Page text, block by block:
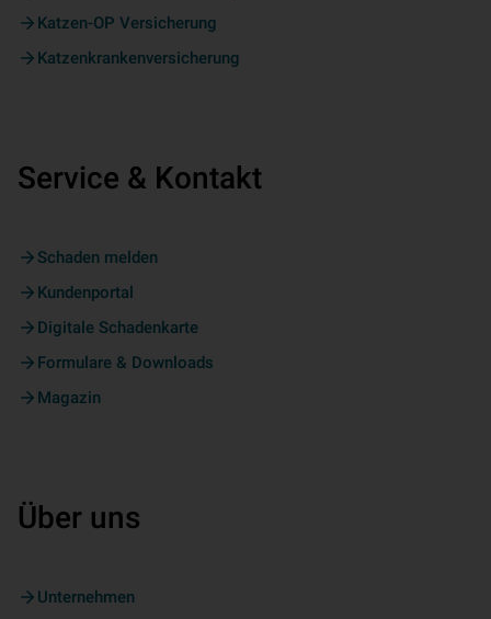
Katzen-OP Versicherung
Katzenkrankenversicherung
Service & Kontakt
Schaden melden
Kundenportal
Digitale Schadenkarte
Formulare & Downloads
Magazin
Über uns
Unternehmen